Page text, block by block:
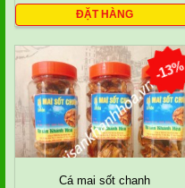
ĐẶT HÀNG
-13%
Cá mai sốt chanh